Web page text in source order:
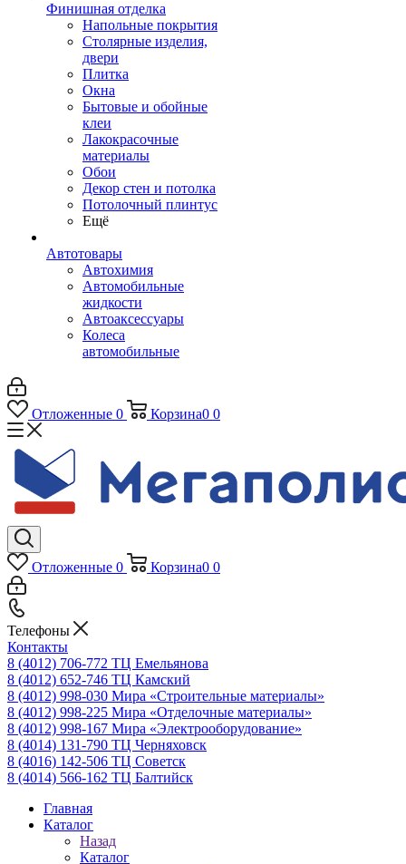
Финишная отделка
Напольные покрытия
Столярные изделия,
двери
Плитка
Окна
Бытовые и обойные
клеи
Лакокрасочные
материалы
Обои
Декор стен и потолка
Потолочный плинтус
Ещё
Автотовары
Автохимия
Автомобильные
жидкости
Автоаксессуары
Колеса
автомобильные
Отложенные 0 Корзина0 0
Отложенные 0 Корзина0 0
Телефоны
Контакты
8 (4012) 706-772 ТЦ Емельянова
8 (4012) 652-746 ТЦ Камский
8 (4012) 998-030 Мира «Строительные материалы»
8 (4012) 998-225 Мира «Отделочные материалы»
8 (4012) 998-167 Мира «Электрооборудование»
8 (4014) 131-790 ТЦ Черняховск
8 (4016) 142-506 ТЦ Советск
8 (4014) 566-162 ТЦ Балтийск
Главная
Каталог
Назад
Каталог